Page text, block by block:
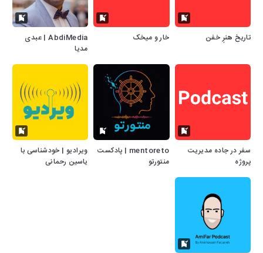
تاریخ هنرِ خفن خار و میخک
AbdiMedia | عبدی
مدیا
سفر در جاده مدیریت
پروژه
mentoreto | پادکست
منتورتو
ویرادیو | خودشناسی با
یاسین رحمانی